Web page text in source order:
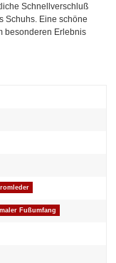
Schnellverschluß
Schuhs. Eine schöne
besonderen Erlebnis
Fußumfang